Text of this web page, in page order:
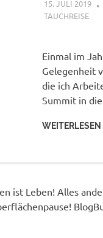
15. JULI 2019
TAUCHREISE
Einmal im
Gelegenheit
die ich
Summit in
WEITERLESEN